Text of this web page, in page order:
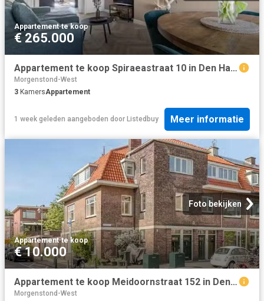
Appartement·te koop
€ 265.000
Appartement te koop Spiraeastraat 10 in Den Haag voor € 265.000
Morgenstond-West
3 KamersAppartement
1 week geleden aangeboden door Listedbuy Meer informatie
Foto bekijken
Appartement·te koop
€ 10.000
Appartement te koop Meidoornstraat 152 in Den Haag voor € 550.
Morgenstond-West